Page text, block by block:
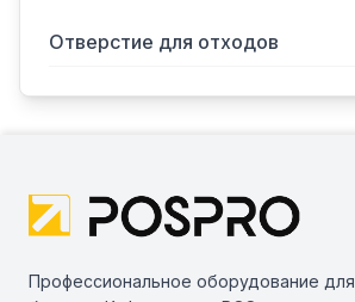
Отверстие для отходов
Профессиональное оборудование для